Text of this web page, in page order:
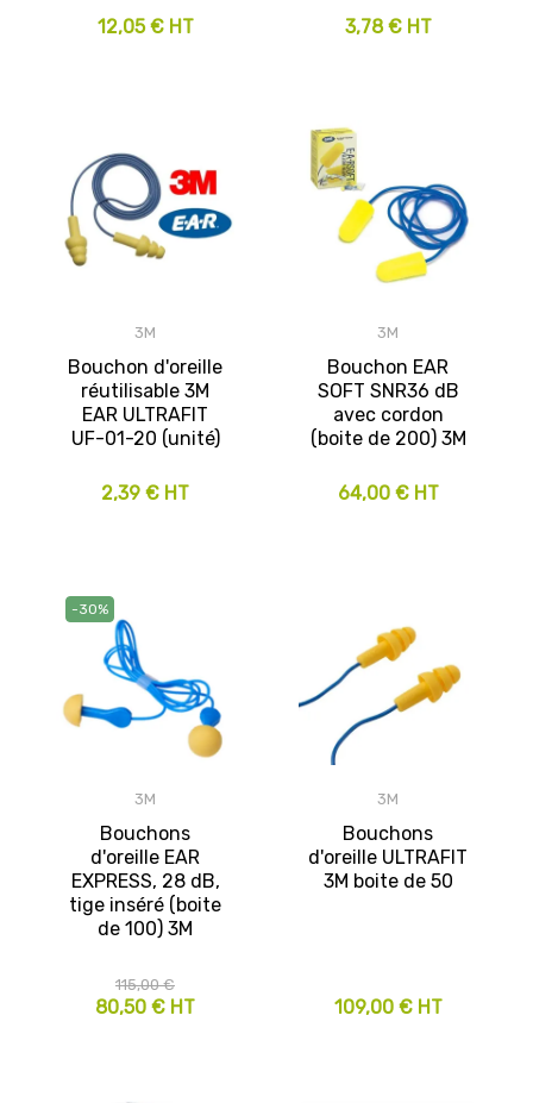
12,05 € HT 3,78 € HT
3M
Bouchon d'oreille
réutilisable 3M
EAR ULTRAFIT
UF-01-20 (unité)
2,39 € HT
3M
Bouchon EAR
SOFT SNR36 dB
avec cordon
(boite de 200) 3M
64,00 € HT
-30%
3M
Bouchons
d'oreille EAR
EXPRESS, 28 dB,
tige inséré (boite
de 100) 3M
80,50 € HT
115,00 €
3M
Bouchons
d'oreille ULTRAFIT
3M boite de 50
109,00 € HT